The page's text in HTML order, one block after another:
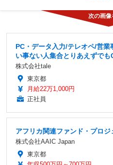
PC・データ入力/テレオペ/営
い事ない人集合とりあえずでも
株式会社tale
東京都
月給22万1,000円
正社員
アフリカ関連ファンド・プロ
株式会社AAIC Japan
東京都